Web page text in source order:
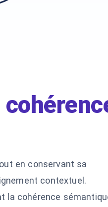
en conservant sa
contextuel.
la cohérence